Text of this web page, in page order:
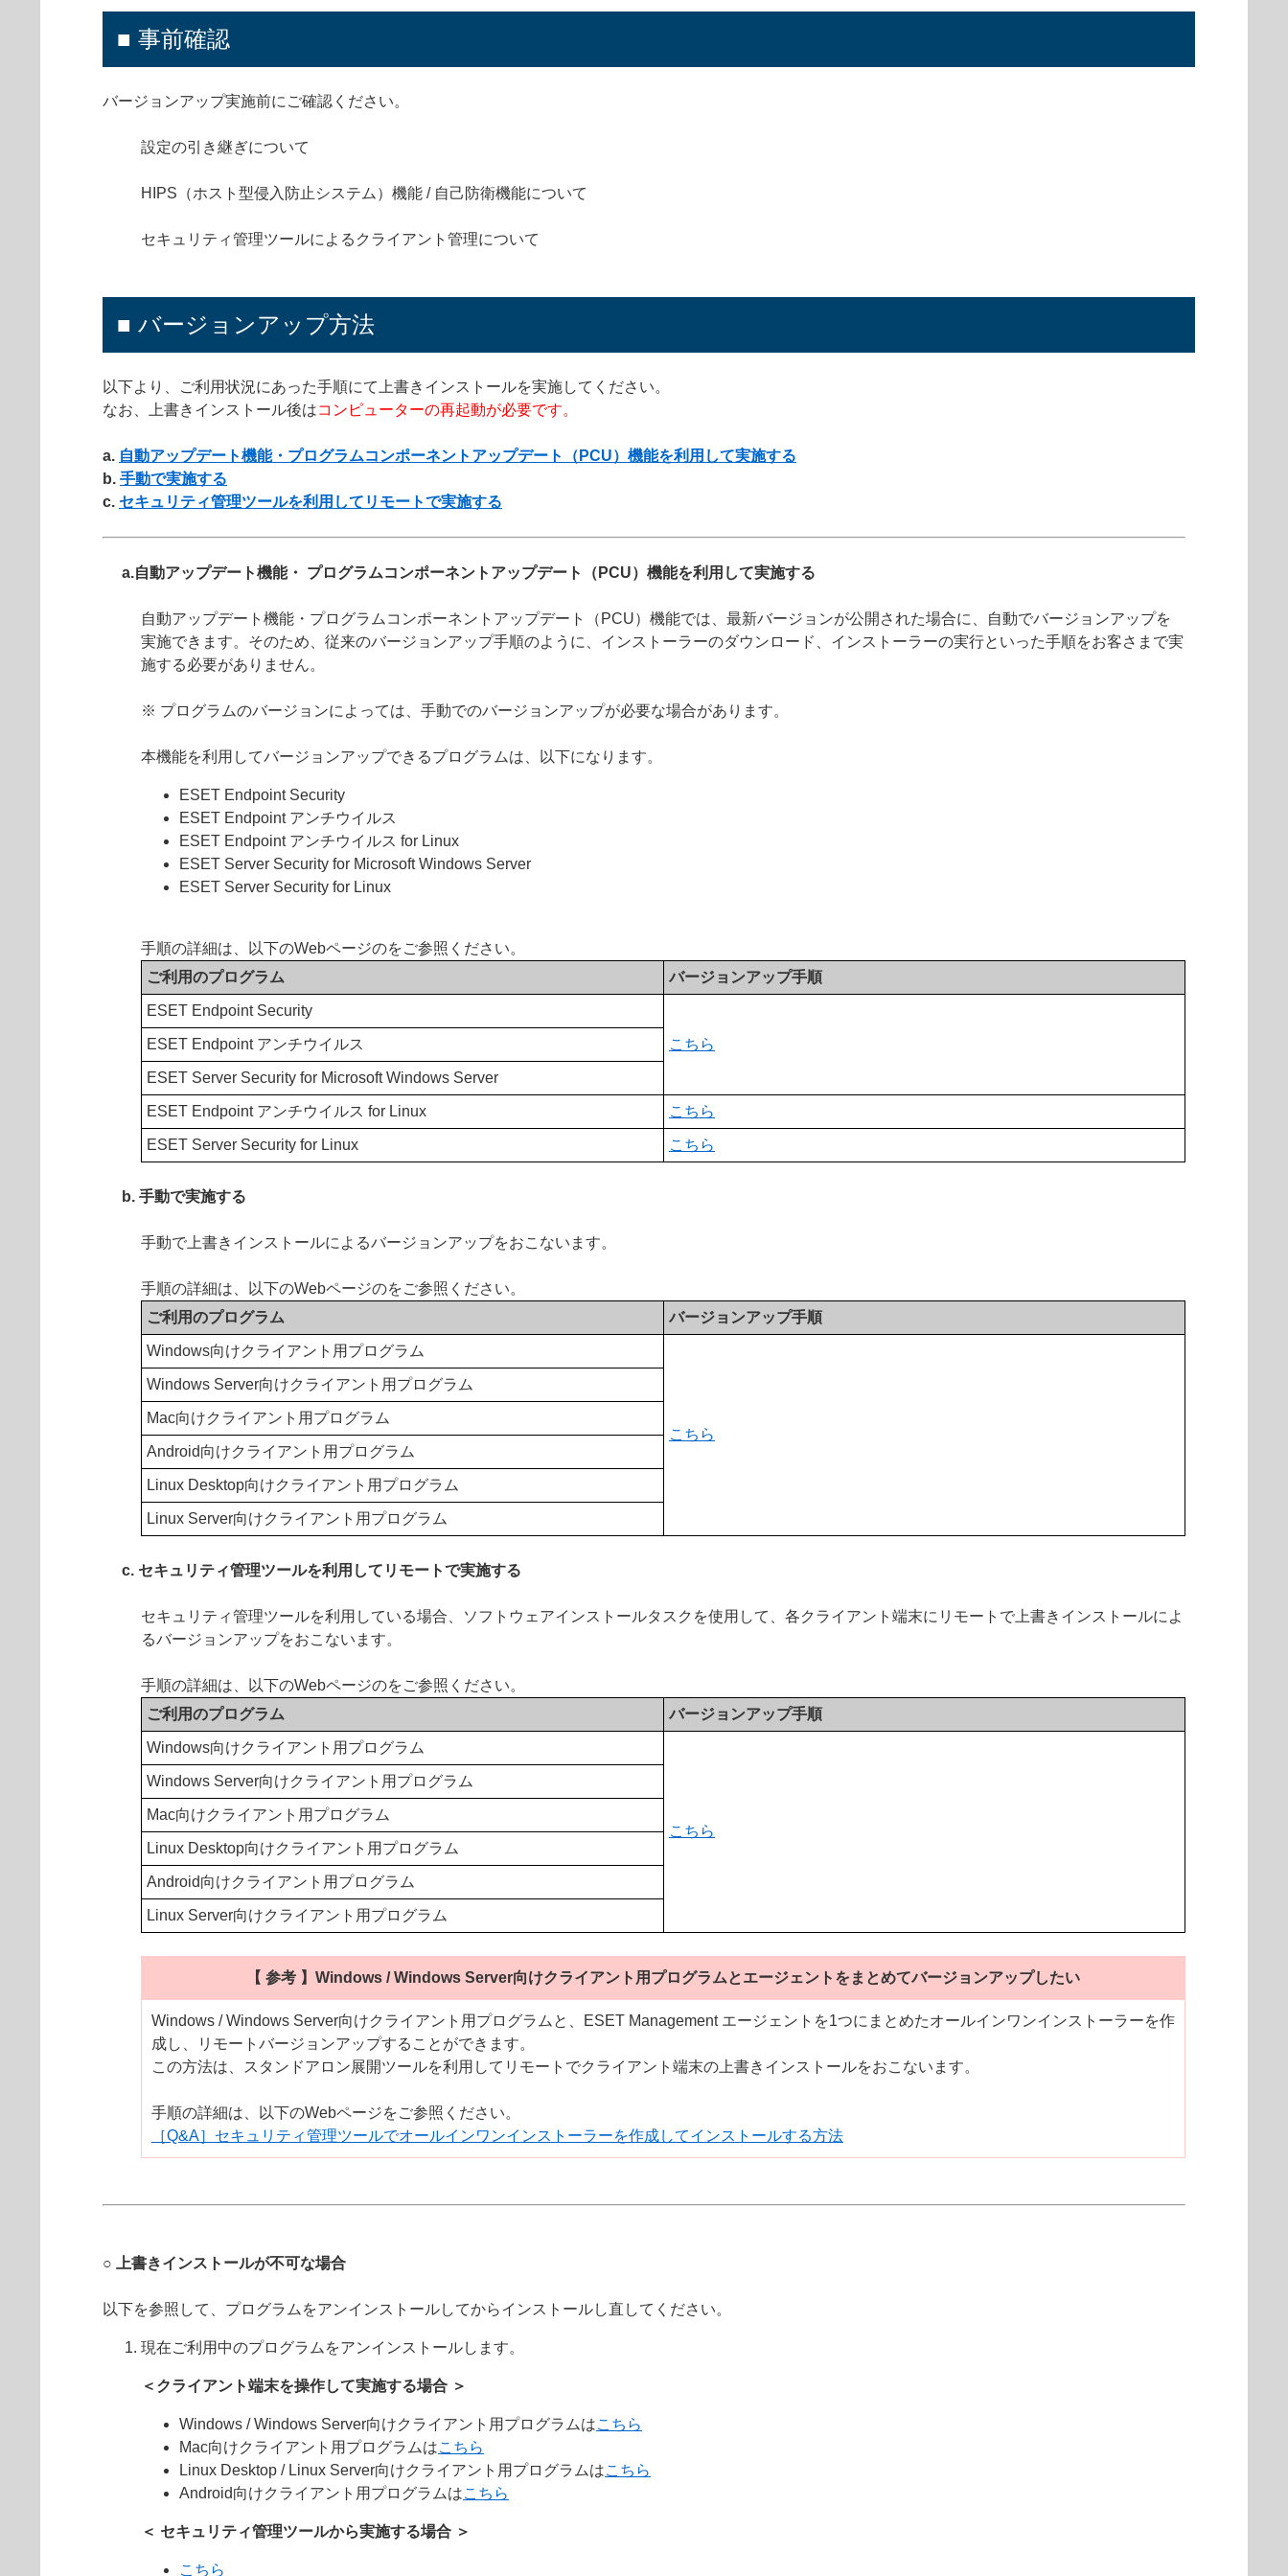
■ 事前確認
バージョンアップ実施前にご確認ください。
設定の引き継ぎについて
HIPS（ホスト型侵入防止システム）機能 / 自己防衛機能について
セキュリティ管理ツールによるクライアント管理について
■ バージョンアップ方法
以下より、ご利用状況にあった手順にて上書きインストールを実施してください。
なお、上書きインストール後はコンピューターの再起動が必要です。
a. 自動アップデート機能・プログラムコンポーネントアップデート（PCU）機能を利用して実施する
b. 手動で実施する
c. セキュリティ管理ツールを利用してリモートで実施する
a.自動アップデート機能・ プログラムコンポーネントアップデート（PCU）機能を利用して実施する
自動アップデート機能・プログラムコンポーネントアップデート（PCU）機能では、最新バージョンが公開された場合に、自動でバージョンアップを
実施できます。そのため、従来のバージョンアップ手順のように、インストーラーのダウンロード、インストーラーの実行といった手順をお客さまで実
施する必要がありません。
※ プログラムのバージョンによっては、手動でのバージョンアップが必要な場合があります。
本機能を利用してバージョンアップできるプログラムは、以下になります。
ESET Endpoint Security
ESET Endpoint アンチウイルス
ESET Endpoint アンチウイルス for Linux
ESET Server Security for Microsoft Windows Server
ESET Server Security for Linux
手順の詳細は、以下のWebページのをご参照ください。
ご利用のプログラム
バージョンアップ手順
ESET Endpoint Security
こちら
ESET Endpoint アンチウイルス
ESET Server Security for Microsoft Windows Server
ESET Endpoint アンチウイルス for Linux こちら
ESET Server Security for Linux こちら
b. 手動で実施する
手動で上書きインストールによるバージョンアップをおこないます。
手順の詳細は、以下のWebページのをご参照ください。
ご利用のプログラム
バージョンアップ手順
Windows向けクライアント用プログラム
こちら
Windows Server向けクライアント用プログラム
Mac向けクライアント用プログラム
Android向けクライアント用プログラム
Linux Desktop向けクライアント用プログラム
Linux Server向けクライアント用プログラム
c. セキュリティ管理ツールを利用してリモートで実施する
セキュリティ管理ツールを利用している場合、ソフトウェアインストールタスクを使用して、各クライアント端末にリモートで上書きインストールによ
るバージョンアップをおこないます。
手順の詳細は、以下のWebページのをご参照ください。
ご利用のプログラム
バージョンアップ手順
Windows向けクライアント用プログラム
こちら
Windows Server向けクライアント用プログラム
Mac向けクライアント用プログラム
Linux Desktop向けクライアント用プログラム
Android向けクライアント用プログラム
Linux Server向けクライアント用プログラム
【 参考 】Windows / Windows Server向けクライアント用プログラムとエージェントをまとめてバージョンアップしたい
Windows / Windows Server向けクライアント用プログラムと、ESET Management エージェントを1つにまとめたオールインワンインストーラーを作
成し、リモートバージョンアップすることができます。
この方法は、スタンドアロン展開ツールを利用してリモートでクライアント端末の上書きインストールをおこないます。
手順の詳細は、以下のWebページをご参照ください。
［Q&A］セキュリティ管理ツールでオールインワンインストーラーを作成してインストールする方法
○ 上書きインストールが不可な場合
以下を参照して、プログラムをアンインストールしてからインストールし直してください。
現在ご利用中のプログラムをアンインストールします。
＜クライアント端末を操作して実施する場合 ＞
Windows / Windows Server向けクライアント用プログラムはこちら
Mac向けクライアント用プログラムはこちら
Linux Desktop / Linux Server向けクライアント用プログラムはこちら
Android向けクライアント用プログラムはこちら
＜ セキュリティ管理ツールから実施する場合 ＞
こちら